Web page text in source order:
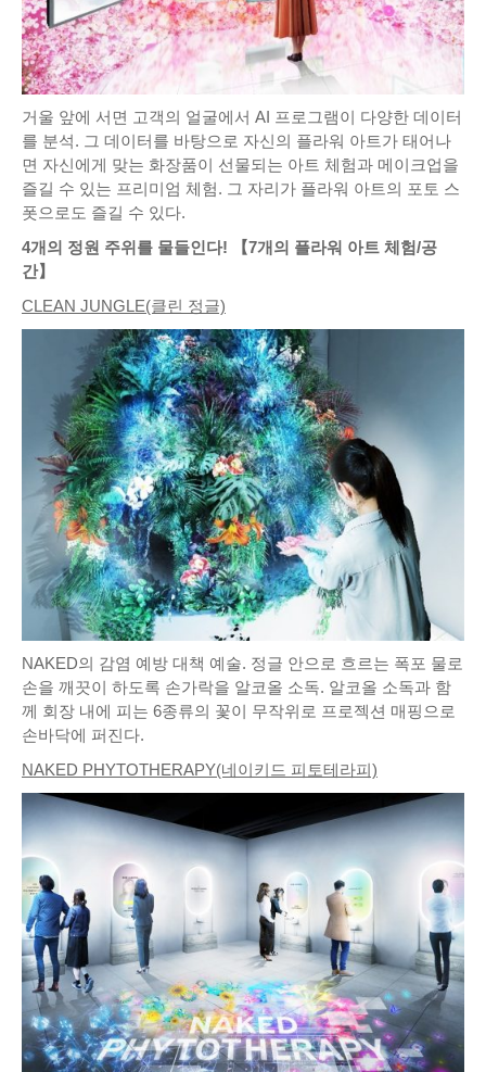
거울 앞에 서면 고객의 얼굴에서 AI 프로그램이 다양한 데이터
를 분석. 그 데이터를 바탕으로 자신의 플라워 아트가 태어나
면 자신에게 맞는 화장품이 선물되는 아트 체험과 메이크업을
즐길 수 있는 프리미엄 체험. 그 자리가 플라워 아트의 포토 스
폿으로도 즐길 수 있다.
4개의 정원 주위를 물들인다! 【7개의 플라워 아트 체험/공
간】
CLEAN JUNGLE(클린 정글)
NAKED의 감염 예방 대책 예술. 정글 안으로 흐르는 폭포 물로
손을 깨끗이 하도록 손가락을 알코올 소독. 알코올 소독과 함
께 회장 내에 피는 6종류의 꽃이 무작위로 프로젝션 매핑으로
손바닥에 퍼진다.
NAKED PHYTOTHERAPY(네이키드 피토테라피)